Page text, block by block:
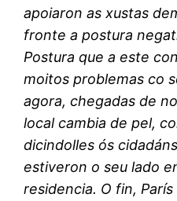
apoiaron as xustas
fronte a postura
Postura que a este
moitos problemas co
agora, chegadas de
local cambia de pel,
dicindolles ós
estiveron o seu lado
residencia. O fin,